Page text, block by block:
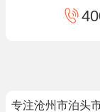
专注沧州市泊头